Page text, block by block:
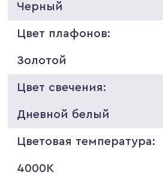
Черный
Цвет плафонов:
Золотой
Цвет свечения:
Дневной белый
Цветовая температура:
4000K